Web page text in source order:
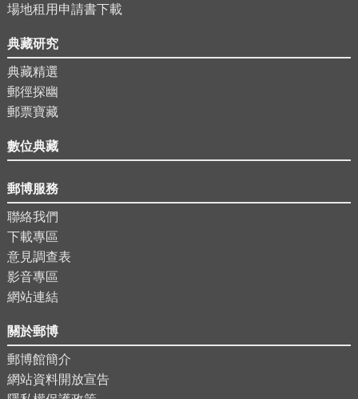
場地租用申請書下載
典藏研究
典藏精選
郵徑探幽
郵票寶藏
數位典藏
郵博服務
聯絡我們
下載專區
意見調查表
影音專區
網站連結
關於郵博
郵博館簡介
網站資料開放宣告